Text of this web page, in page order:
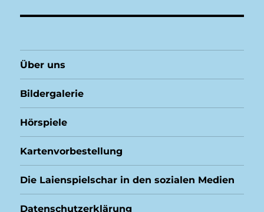
Über uns
Bildergalerie
Hörspiele
Kartenvorbestellung
Die Laienspielschar in den sozialen Medien
Datenschutzerklärung